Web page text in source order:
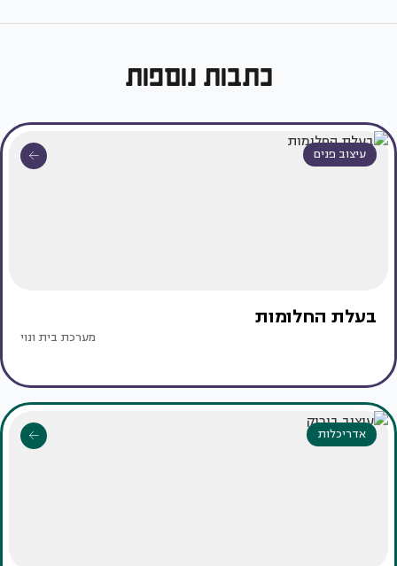
כתבות נוספות
עיצוב פנים
בעלת החלומות
מערכת בית ונוי
אדריכלות